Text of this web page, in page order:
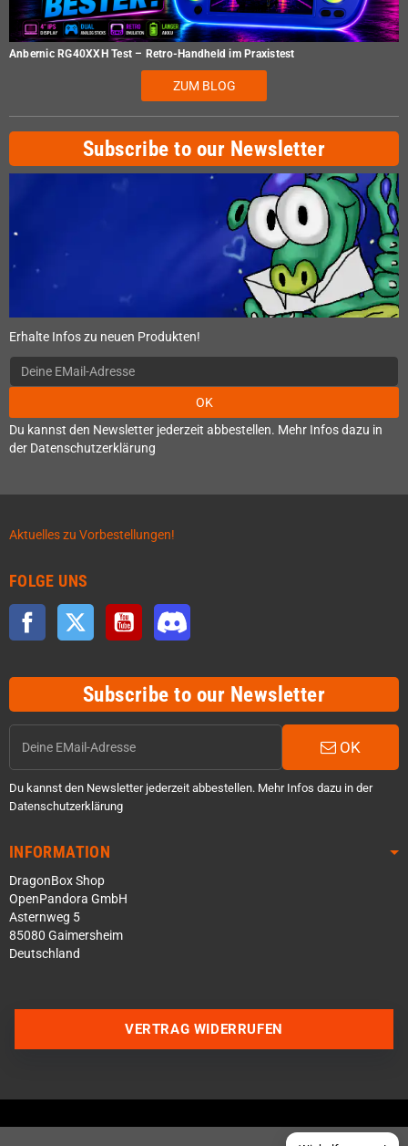
Anbernic RG40XXH Test – Retro-Handheld im Praxistest
ZUM BLOG
Subscribe to our Newsletter
Erhalte Infos zu neuen Produkten!
OK
Du kannst den Newsletter jederzeit abbestellen. Mehr Infos dazu in
der Datenschutzerklärung
Aktuelles zu Vorbestellungen!
FOLGE UNS
Facebook Twitter YouTube
Subscribe to our Newsletter
OK
Du kannst den Newsletter jederzeit abbestellen. Mehr Infos dazu in der
Datenschutzerklärung
INFORMATION
DragonBox Shop
OpenPandora GmbH
Asternweg 5
85080 Gaimersheim
Deutschland
Schick uns eine eMail
VERTRAG WIDERRUFEN